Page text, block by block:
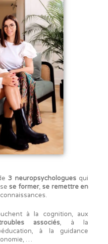
3 neuropsychologuesqui
se former, se remettre en
à la cognition, aux
associés, à la
à la guidance
…